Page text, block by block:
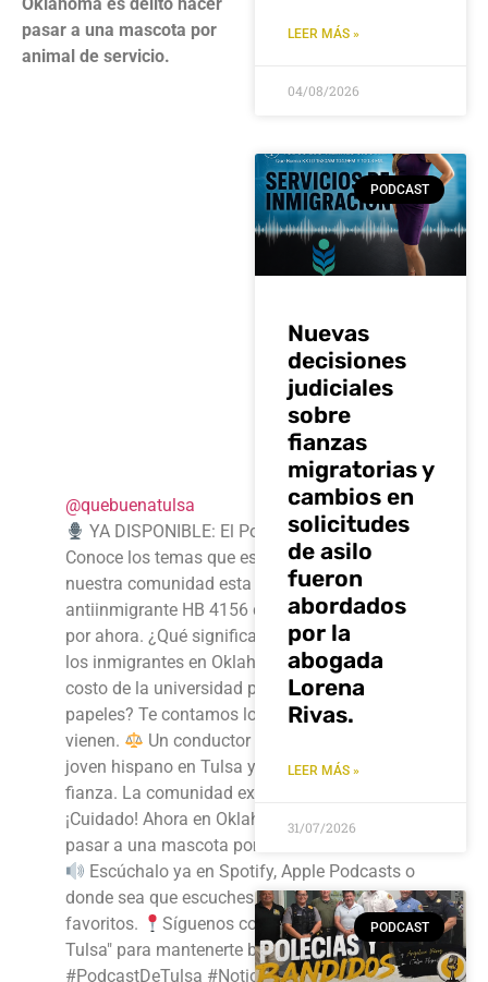
pasar a una mascota por
animal de servicio.
@quebuenatulsa
YA DISPONIBLE: El Podcast de Tulsa
Conoce los temas que están impactando a
nuestra comunidad esta semana
antiinmigrante HB 4156 queda suspendida…
por ahora. ¿Qué significa esto realmente para
los inmigrantes en Oklahoma?
¿Subirá el
costo de la universidad para jóvenes sin
papeles? Te contamos los cambios que
vienen.
Un conductor ebrio mata a un
joven hispano en Tulsa y queda libre bajo
fianza. La comunidad exige justicia.
¡Cuidado! Ahora en Oklahoma es delito hacer
pasar a una mascota por animal de servicio.
Escúchalo ya en Spotify, Apple Podcasts o
donde sea que escuches tus programas
favoritos.
Síguenos como "El Podcast de
Tulsa" para mantenerte bien informado.
#PodcastDeTulsa #NoticiasTulsa
LEER MÁS »
04/08/2026
PODCAST
Nuevas
decisiones
judiciales
sobre
fianzas
migratorias y
cambios en
solicitudes
de asilo
fueron
abordados
por la
abogada
Lorena
Rivas.
LEER MÁS »
31/07/2026
PODCAST